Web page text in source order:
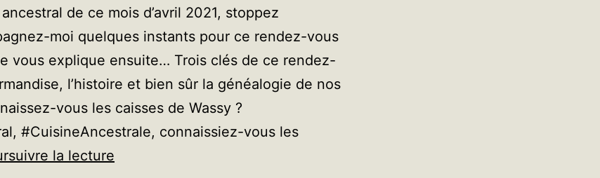
de ce mois d’avril 2021, stoppez
moi quelques instants pour ce rendez-vous
vous explique ensuite… Trois clés de ce rendez-
l’histoire et bien sûr la généalogie de nos
vous les caisses de Wassy ?
#CuisineAncestrale, connaissiez-vous les
la lecture